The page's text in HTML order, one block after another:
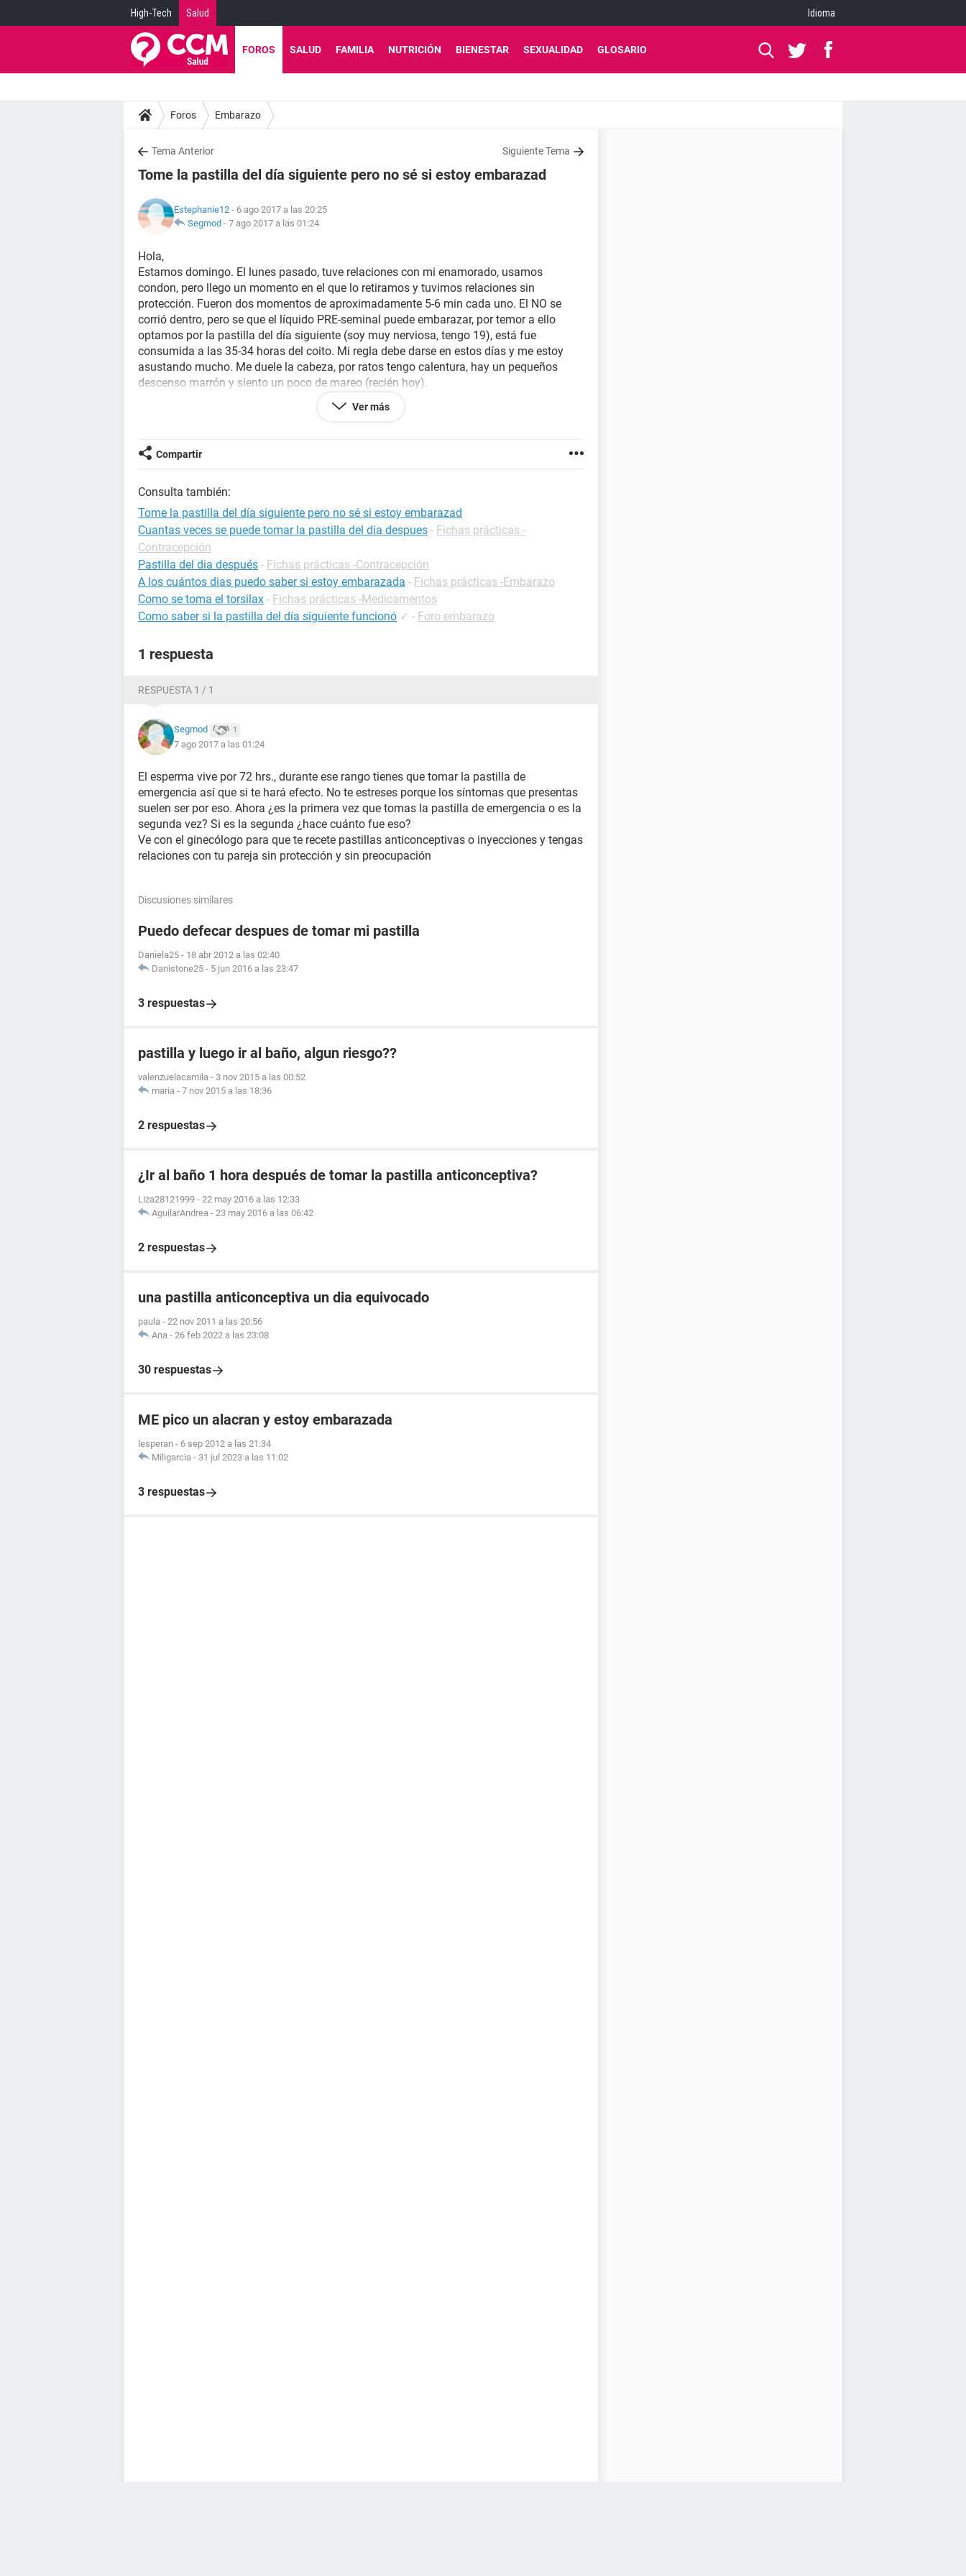
High-Tech Salud Idioma
FOROS SALUD FAMILIA NUTRICIÓN BIENESTAR SEXUALIDAD GLOSARIO
Foros Embarazo
Tema Anterior Siguiente Tema
Tome la pastilla del día siguiente pero no sé si estoy embarazad
Estephanie12 - 6 ago 2017 a las 20:25
Segmod - 7 ago 2017 a las 01:24
Hola,
Estamos domingo. El lunes pasado, tuve relaciones con mi enamorado, usamos
condon, pero llego un momento en el que lo retiramos y tuvimos relaciones sin
protección. Fueron dos momentos de aproximadamente 5-6 min cada uno. El NO se
corrió dentro, pero se que el líquido PRE-seminal puede embarazar, por temor a ello
optamos por la pastilla del día siguiente (soy muy nerviosa, tengo 19), está fue
consumida a las 35-34 horas del coito. Mi regla debe darse en estos días y me estoy
asustando mucho. Me duele la cabeza, por ratos tengo calentura, hay un pequeños
descenso marrón y siento un poco de mareo (recién hoy).
mi primera vez fue hace dos Semanas así que no se mucho del tema y estoy muy
Ver más
Compartir
Consulta también:
Tome la pastilla del día siguiente pero no sé si estoy embarazad
Cuantas veces se puede tomar la pastilla del dia despues - Fichas prácticas -
Contracepción
Pastilla del dia después - Fichas prácticas -Contracepción
A los cuántos dias puedo saber si estoy embarazada - Fichas prácticas -Embarazo
Como se toma el torsilax - Fichas prácticas -Medicamentos
Como saber si la pastilla del día siguiente funcionó ✓ - Foro embarazo
1 respuesta
RESPUESTA 1 / 1
Segmod 1
7 ago 2017 a las 01:24
El esperma vive por 72 hrs., durante ese rango tienes que tomar la pastilla de
emergencia así que si te hará efecto. No te estreses porque los síntomas que presentas
suelen ser por eso. Ahora ¿es la primera vez que tomas la pastilla de emergencia o es la
segunda vez? Si es la segunda ¿hace cuánto fue eso?
Ve con el ginecólogo para que te recete pastillas anticonceptivas o inyecciones y tengas
relaciones con tu pareja sin protección y sin preocupación
Discusiones similares
Puedo defecar despues de tomar mi pastilla
Daniela25 - 18 abr 2012 a las 02:40
Danistone25 - 5 jun 2016 a las 23:47
3 respuestas
pastilla y luego ir al baño, algun riesgo??
valenzuelacamila - 3 nov 2015 a las 00:52
maria - 7 nov 2015 a las 18:36
2 respuestas
¿Ir al baño 1 hora después de tomar la pastilla anticonceptiva?
Liza28121999 - 22 may 2016 a las 12:33
AguilarAndrea - 23 may 2016 a las 06:42
2 respuestas
una pastilla anticonceptiva un dia equivocado
paula - 22 nov 2011 a las 20:56
Ana - 26 feb 2022 a las 23:08
30 respuestas
ME pico un alacran y estoy embarazada
lesperan - 6 sep 2012 a las 21:34
Miligarcia - 31 jul 2023 a las 11:02
3 respuestas